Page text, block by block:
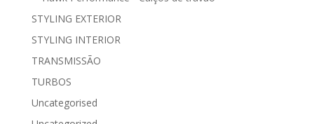
STYLING EXTERIOR
STYLING INTERIOR
TRANSMISSÃO
TURBOS
Uncategorised